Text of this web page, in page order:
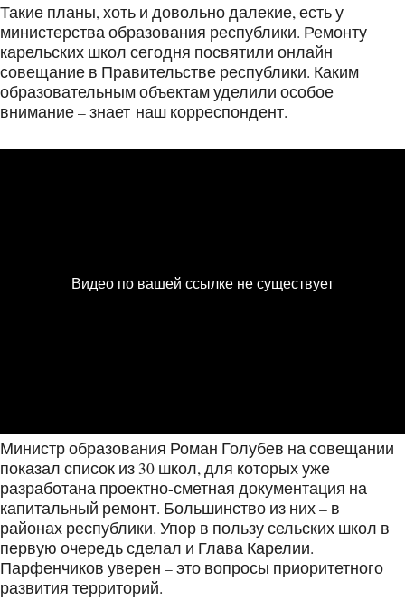
Такие планы, хоть и довольно далекие, есть у
министерства образования республики. Ремонту
карельских школ сегодня посвятили онлайн
совещание в Правительстве республики. Каким
образовательным объектам уделили особое
внимание – знает наш корреспондент.
Министр образования Роман Голубев на совещании
показал список из 30 школ, для которых уже
разработана проектно-сметная документация на
капитальный ремонт. Большинство из них – в
районах республики. Упор в пользу сельских школ в
первую очередь сделал и Глава Карелии.
Парфенчиков уверен – это вопросы приоритетного
развития территорий.